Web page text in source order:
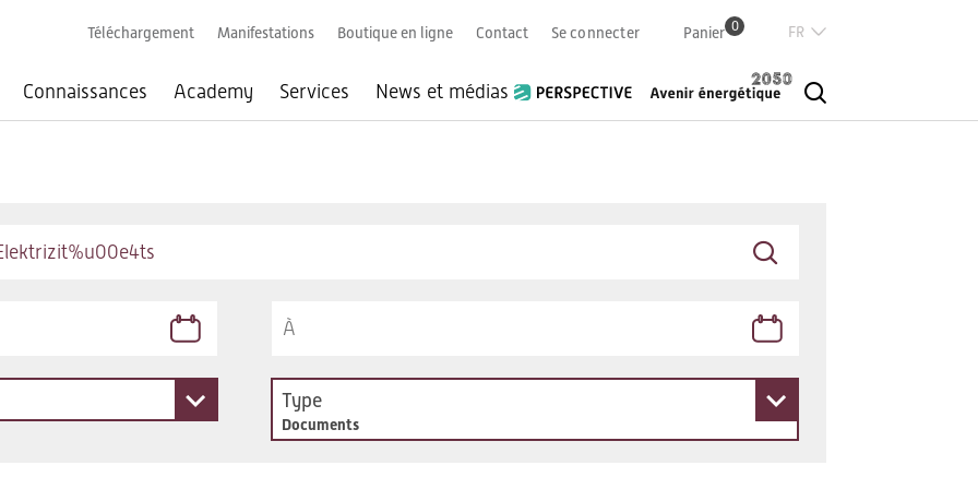
Connaissances Academy Services News et médias
Téléchargement Manifestations Boutique en ligne Contact Se connecter Panier 0
English
Type
Documents